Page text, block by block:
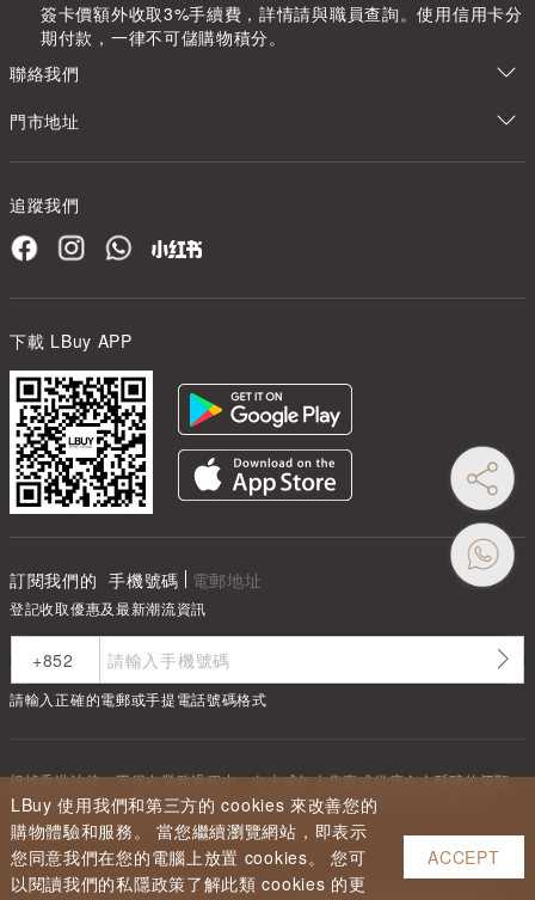
LBuy 使用我們和第三方的 cookies 來改善您的
購物體驗和服務。 當您繼續瀏覽網站，即表示
您同意我們在您的電腦上放置 cookies。 您可
以閱讀我們的私隱政策了解此類 cookies 的更
ACCEPT
簽卡價額外收取3%手續費，詳情請與職員查詢。使用信用卡分
期付款，一律不可儲購物積分。
聯絡我們
門市地址
追蹤我們
下載 LBuy APP
訂閱我們的 手機號碼 電郵地址
登記收取優惠及最新潮流資訊
請輸入正確的電郵或手提電話號碼格式
根據香港法律，不得在業務過程中，向未成年人售賣或供應令人醺醉的酒類
Under the law of Hong Kong, intoxicating liquor must not be sold or
supplied to a minor in the course of business.